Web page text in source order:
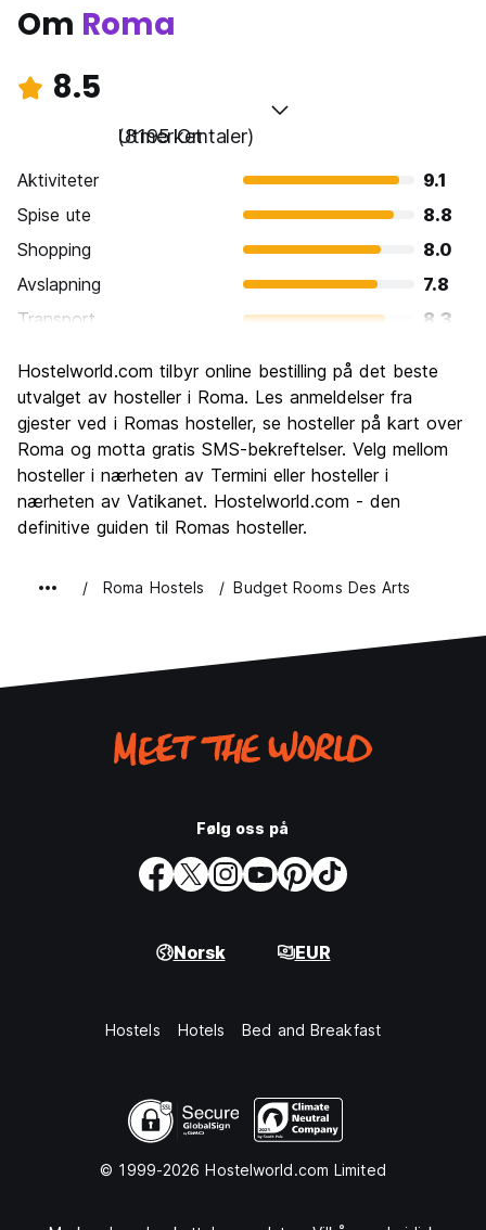
Om Roma
8.5
Utmerket
(8195 Omtaler)
Aktiviteter
9.1
Spise ute
8.8
Shopping
8.0
Avslapning
7.8
Transport
8.3
Kultur
Feste
7.7
Verdi for pengene
7.7
Hostelworld.com tilbyr online bestilling på det beste
utvalget av hosteller i Roma. Les anmeldelser fra
gjester ved i Romas hosteller, se hosteller på kart over
Roma og motta gratis SMS-bekreftelser. Velg mellom
hosteller i nærheten av Termini eller hosteller i
nærheten av Vatikanet. Hostelworld.com - den
definitive guiden til Romas hosteller.
Roma Hostels Budget Rooms Des Arts
Følg oss på
Norsk EUR
Hostels Hotels Bed and Breakfast
© 1999-2026 Hostelworld.com Limited